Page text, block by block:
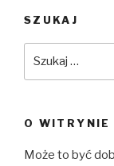
SZUKAJ
O WITRYNIE
Może to być